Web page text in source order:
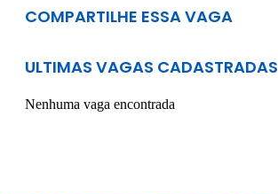
COMPARTILHE ESSA VAGA
ULTIMAS VAGAS CADASTRADAS
Nenhuma vaga encontrada